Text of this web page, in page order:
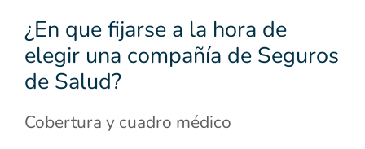
¿En que fijarse a la hora de
elegir una compañía de Seguros
de Salud?
Cobertura y cuadro médico